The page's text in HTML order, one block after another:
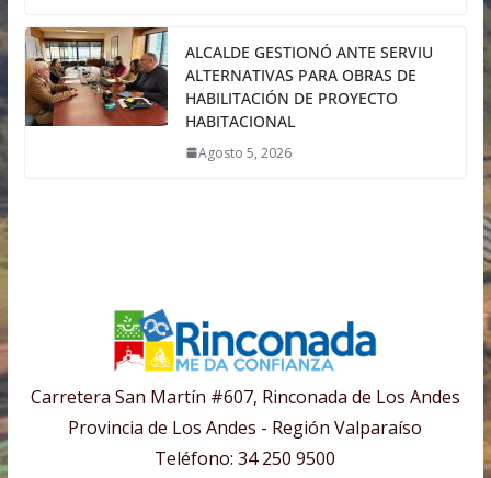
ALCALDE GESTIONÓ ANTE SERVIU
ALTERNATIVAS PARA OBRAS DE
HABILITACIÓN DE PROYECTO
HABITACIONAL
Agosto 5, 2026
Carretera San Martín #607, Rinconada de Los Andes
Provincia de Los Andes - Región Valparaíso
Teléfono: 34 250 9500